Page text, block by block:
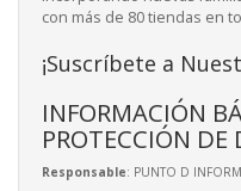
con más de 80 tiendas en
¡Suscríbete a
INFORMACIÓN
PROTECCIÓN DE
Responsable: PUNTO D